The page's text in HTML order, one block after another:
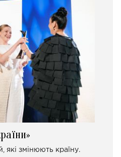
які змінюють країну.